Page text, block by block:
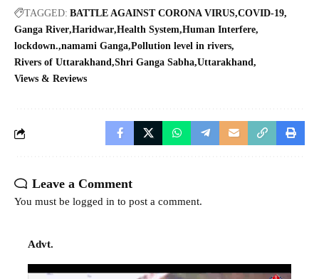
TAGGED: BATTLE AGAINST CORONA VIRUS COVID-19
Ganga River Haridwar Health System Human Interfere
lockdown. namami Ganga Pollution level in rivers
Rivers of Uttarakhand Shri Ganga Sabha Uttarakhand
Views & Reviews
Leave a Comment
You must be logged in to post a comment.
Advt.
Video